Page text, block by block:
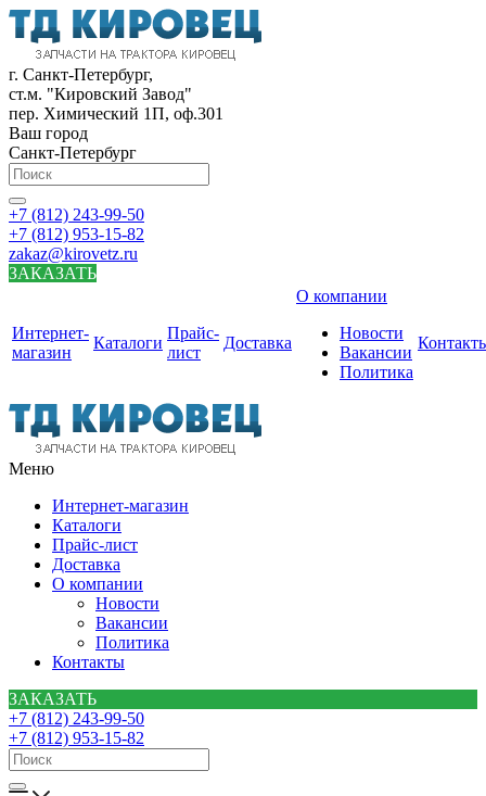
г. Санкт-Петербург,
ст.м. "Кировский Завод"
пер. Химический 1П, оф.301
Ваш город
Санкт-Петербург
+7 (812) 243-99-50
+7 (812) 953-15-82
zakaz@kirovetz.ru
ЗАКАЗАТЬ
Интернет-
магазин
Каталоги
Прайс-
лист
Доставка
О компании
Новости
Вакансии
Политика
Меню
Интернет-магазин
Каталоги
Прайс-лист
Доставка
О компании
Новости
Вакансии
Политика
Контакты
ЗАКАЗАТЬ
+7 (812) 243-99-50
+7 (812) 953-15-82